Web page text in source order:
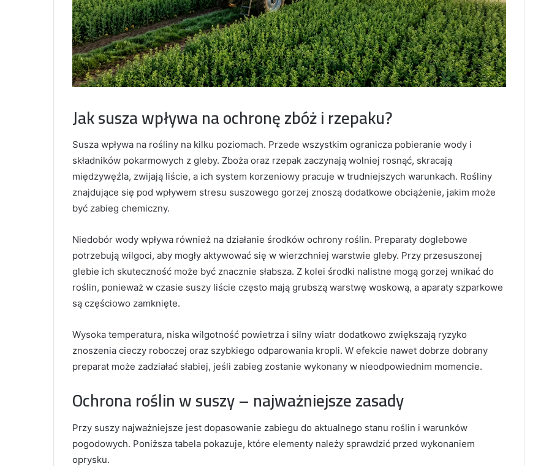
Jak susza wpływa na ochronę zbóż i rzepaku?
Susza wpływa na rośliny na kilku poziomach. Przede wszystkim ogranicza pobieranie wody i
składników pokarmowych z gleby. Zboża oraz rzepak zaczynają wolniej rosnąć, skracają
międzywęźla, zwijają liście, a ich system korzeniowy pracuje w trudniejszych warunkach. Rośliny
znajdujące się pod wpływem stresu suszowego gorzej znoszą dodatkowe obciążenie, jakim może
być zabieg chemiczny.
Niedobór wody wpływa również na działanie środków ochrony roślin. Preparaty doglebowe
potrzebują wilgoci, aby mogły aktywować się w wierzchniej warstwie gleby. Przy przesuszonej
glebie ich skuteczność może być znacznie słabsza. Z kolei środki nalistne mogą gorzej wnikać do
roślin, ponieważ w czasie suszy liście często mają grubszą warstwę woskową, a aparaty szparkowe
są częściowo zamknięte.
Wysoka temperatura, niska wilgotność powietrza i silny wiatr dodatkowo zwiększają ryzyko
znoszenia cieczy roboczej oraz szybkiego odparowania kropli. W efekcie nawet dobrze dobrany
preparat może zadziałać słabiej, jeśli zabieg zostanie wykonany w nieodpowiednim momencie.
Ochrona roślin w suszy – najważniejsze zasady
Przy suszy najważniejsze jest dopasowanie zabiegu do aktualnego stanu roślin i warunków
pogodowych. Poniższa tabela pokazuje, które elementy należy sprawdzić przed wykonaniem
oprysku.